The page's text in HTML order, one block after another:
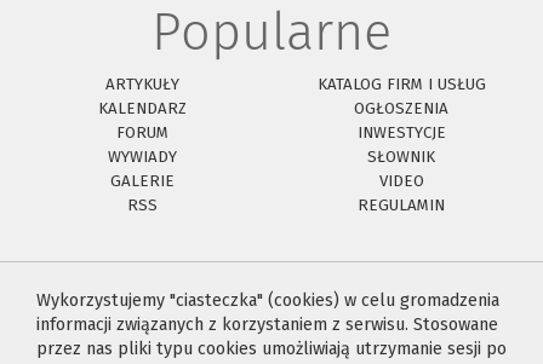
Popularne
ARTYKUŁY
KATALOG FIRM I USŁUG
KALENDARZ
OGŁOSZENIA
FORUM
INWESTYCJE
WYWIADY
SŁOWNIK
GALERIE
VIDEO
RSS
REGULAMIN
Wykorzystujemy "ciasteczka" (cookies) w celu gromadzenia
informacji związanych z korzystaniem z serwisu. Stosowane
przez nas pliki typu cookies umożliwiają utrzymanie sesji po